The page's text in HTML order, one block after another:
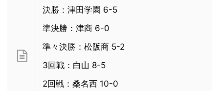
決勝：津田学園 6-5
準決勝：津商 6-0
準々決勝：松阪商 5-2
3回戦：白山 8-5
2回戦：桑名西 10-0